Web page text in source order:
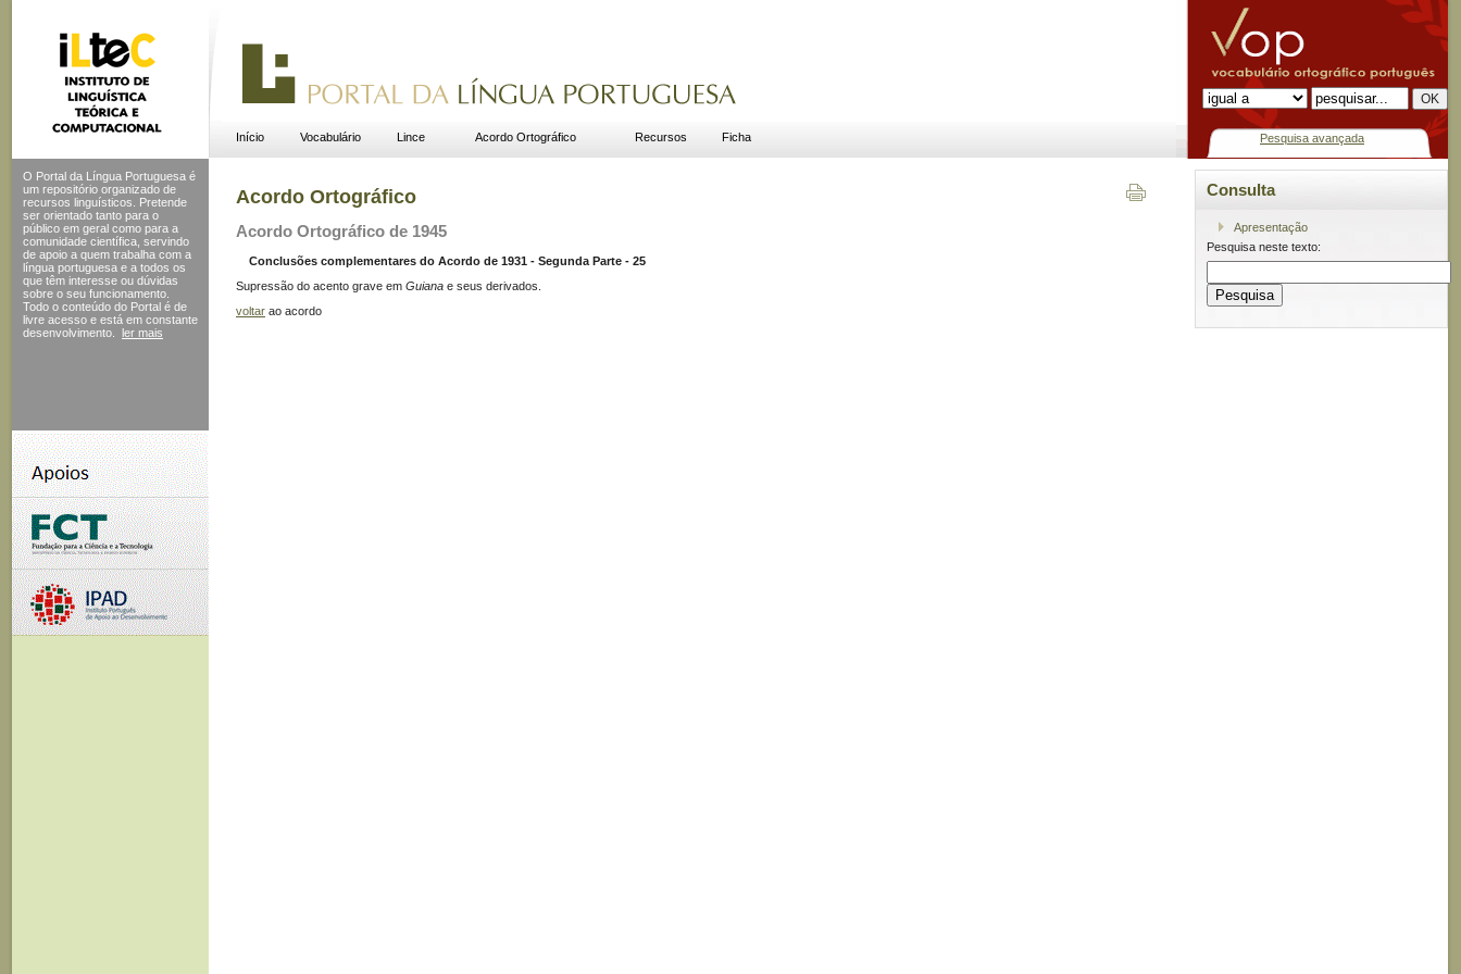
Início Vocabulário Lince Acordo Ortográfico Recursos Ficha Pesquisa avançada
O Portal da Língua Portuguesa é
um repositório organizado de
recursos linguísticos. Pretende
ser orientado tanto para o
público em geral como para a
comunidade científica, servindo
de apoio a quem trabalha com a
língua portuguesa e a todos os
que têm interesse ou dúvidas
sobre o seu funcionamento.
Todo o conteúdo do Portal é de
livre acesso e está em constante
desenvolvimento.
ler mais
Acordo Ortográfico
Acordo Ortográfico de 1945
Conclusões complementares do Acordo de 1931 - Segunda Parte - 25
Supressão do acento grave em Guiana e seus derivados.
voltar ao acordo
Consulta
Apresentação
Pesquisa neste texto: